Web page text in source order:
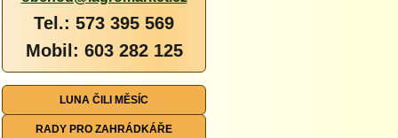
Tel.: 573 395 569
Mobil: 603 282 125
LUNA ČILI MĚSÍC
RADY PRO ZAHRÁDKÁŘE